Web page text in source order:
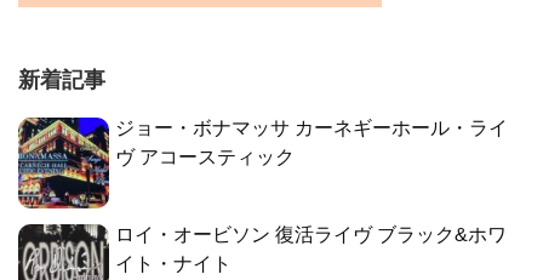
新着記事
ジョー・ボナマッサ カーネギーホール・ライ
ヴ アコースティック
ロイ・オービソン 復活ライヴ ブラック&ホワ
イト・ナイト